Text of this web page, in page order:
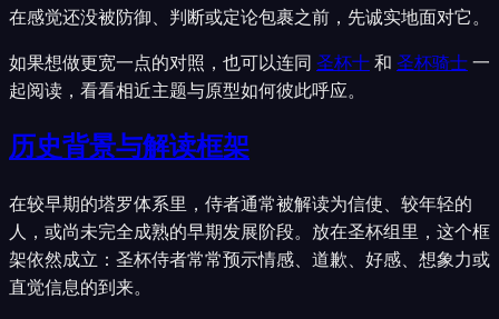
在感觉还没被防御、判断或定论包裹之前，先诚实地面对它。
如果想做更宽一点的对照，也可以连同 圣杯十 和 圣杯骑士 一
起阅读，看看相近主题与原型如何彼此呼应。
历史背景与解读框架
在较早期的塔罗体系里，侍者通常被解读为信使、较年轻的
人，或尚未完全成熟的早期发展阶段。放在圣杯组里，这个框
架依然成立：圣杯侍者常常预示情感、道歉、好感、想象力或
直觉信息的到来。